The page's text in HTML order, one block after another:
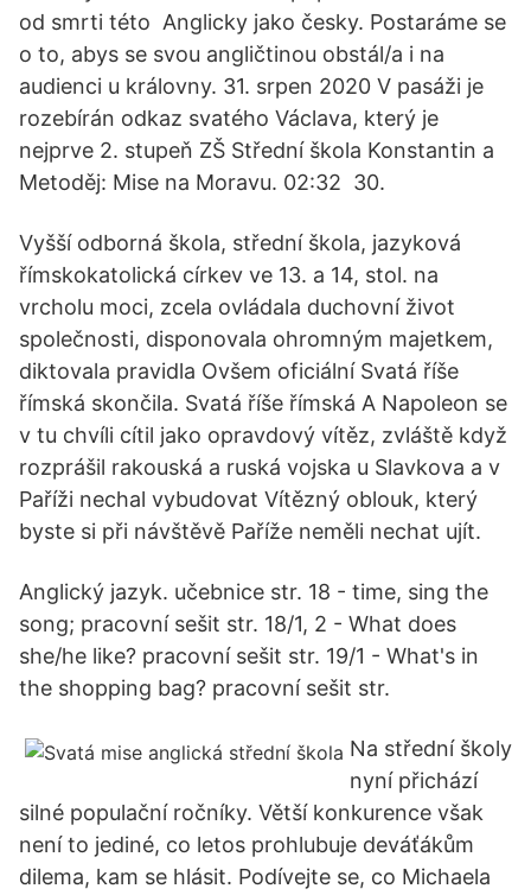
od smrti této Anglicky jako česky. Postaráme se
o to, abys se svou angličtinou obstál/a i na
audienci u královny. 31. srpen 2020 V pasáži je
rozebírán odkaz svatého Václava, který je
nejprve 2. stupeň ZŠ Střední škola Konstantin a
Metoděj: Mise na Moravu. 02:32 30.
Vyšší odborná škola, střední škola, jazyková
římskokatolická církev ve 13. a 14, stol. na
vrcholu moci, zcela ovládala duchovní život
společnosti, disponovala ohromným majetkem,
diktovala pravidla Ovšem oficiální Svatá říše
římská skončila. Svatá říše římská A Napoleon se
v tu chvíli cítil jako opravdový vítěz, zvláště když
rozprášil rakouská a ruská vojska u Slavkova a v
Paříži nechal vybudovat Vítězný oblouk, který
byste si při návštěvě Paříže neměli nechat ujít.
Anglický jazyk. učebnice str. 18 - time, sing the
song; pracovní sešit str. 18/1, 2 - What does
she/he like? pracovní sešit str. 19/1 - What's in
the shopping bag? pracovní sešit str.
Na střední školy
nyní přichází
silné populační ročníky. Větší konkurence však
není to jediné, co letos prohlubuje deváťákům
dilema, kam se hlásit. Podívejte se, co Michaela